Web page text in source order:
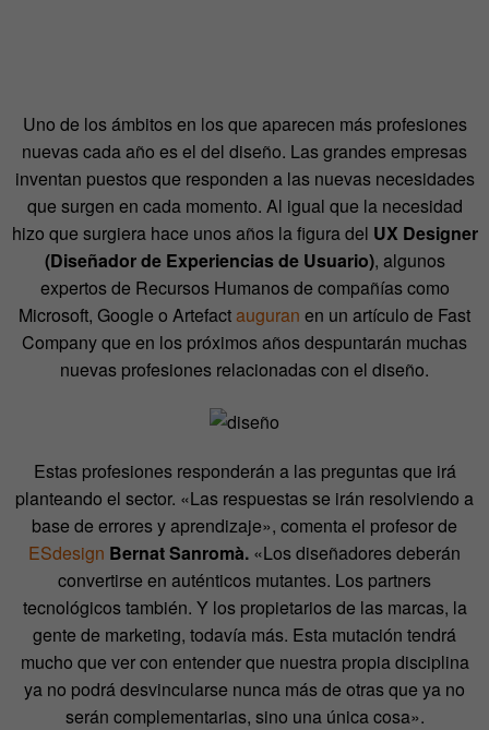
Uno de los ámbitos en los que aparecen más profesiones
nuevas cada año es el del diseño. Las grandes empresas
inventan puestos que responden a las nuevas necesidades
que surgen en cada momento. Al igual que la necesidad
hizo que surgiera hace unos años la figura del UX Designer
(Diseñador de Experiencias de Usuario), algunos
expertos de Recursos Humanos de compañías como
Microsoft, Google o Artefactauguran en un artículo de Fast
Companyque en los próximos años despuntarán muchas
nuevas profesiones relacionadas con el diseño.
Estas profesiones responderán a las preguntas que irá
planteando el sector. «Las respuestas se irán resolviendo a
base de errores y aprendizaje», comenta el profesor de
ESdesign Bernat Sanromà. «Los diseñadores deberán
convertirse en auténticos mutantes. Los partners
tecnológicos también. Y los propietarios de las marcas, la
gente de marketing, todavía más. Esta mutación tendrá
mucho que ver con entender que nuestra propia disciplina
ya no podrá desvincularse nunca más de otras que ya no
serán complementarias, sino una única cosa».